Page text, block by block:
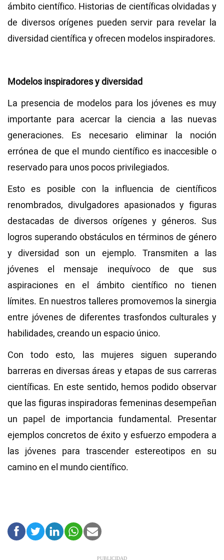
ámbito científico. Historias de científicas olvidadas y
de diversos orígenes pueden servir para revelar la
diversidad científica y ofrecen modelos inspiradores.
Modelos inspiradores y diversidad
La presencia de modelos para los jóvenes es muy
importante para acercar la ciencia a las nuevas
generaciones. Es necesario eliminar la noción
errónea de que el mundo científico es inaccesible o
reservado para unos pocos privilegiados.
Esto es posible con la influencia de científicos
renombrados, divulgadores apasionados y figuras
destacadas de diversos orígenes y géneros. Sus
logros superando obstáculos en términos de género
y diversidad son un ejemplo. Transmiten a las
jóvenes el mensaje inequívoco de que sus
aspiraciones en el ámbito científico no tienen
límites. En nuestros talleres promovemos la sinergia
entre jóvenes de diferentes trasfondos culturales y
habilidades, creando un espacio único.
Con todo esto, las mujeres siguen superando
barreras en diversas áreas y etapas de sus carreras
científicas. En este sentido, hemos podido observar
que las figuras inspiradoras femeninas desempeñan
un papel de importancia fundamental. Presentar
ejemplos concretos de éxito y esfuerzo empodera a
las jóvenes para trascender estereotipos en su
camino en el mundo científico.